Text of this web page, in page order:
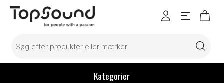
Kategorier